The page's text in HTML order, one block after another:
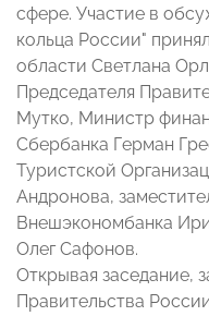
сфере. Участие в
кольца России"
области Светлана
Председателя
Мутко, Министр
Сбербанка Герман
Туристской
Андронова,
Внешэкономбанка
Олег Сафонов.
Открывая заседание,
Правительства